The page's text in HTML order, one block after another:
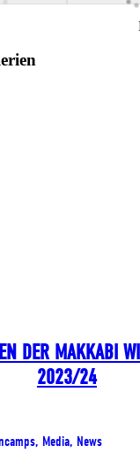
DER MAKKABI
2023/24
Media, News